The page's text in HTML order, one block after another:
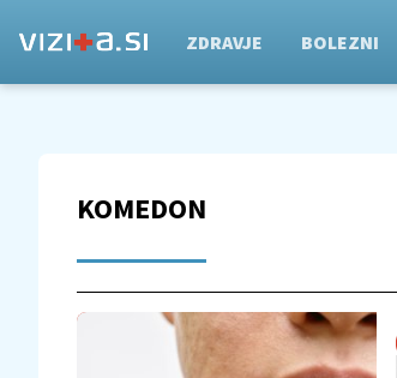
ZDRAVJE BOLEZNI
KOMEDON